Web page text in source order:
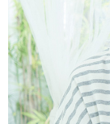
３．未成年的使用者
「AFTEE先享後付
任。
４．使用「AFTEE
時審查核予不同之上
請求用戶進行身份認
５．嚴禁一人註冊多
恩沛科技股份有限公